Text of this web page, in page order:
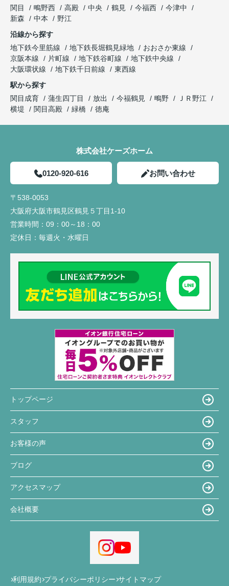
関目
鴫野西 高殿 中央 鶴見 今福西
今津中
新森
中本
野江
沿線から探す
地下鉄今里筋線
地下鉄長堀鶴見緑地
おおさか東線
京阪本線
片町線 地下鉄谷町線
地下鉄中央線
大阪環状線
地下鉄千日前線
東西線
駅から探す
関目成育
蒲生四丁目 放出 今福鶴見 鴫野
ＪＲ野江
横堤
関目高殿 緑橋 徳庵
株式会社ケーズホーム
0120-920-616 お問い合わせ
〒538-0053
大阪府大阪市鶴見区鶴見５丁目1-10
営業時間： 09：00～18：00
定休日： 毎週火・水曜日
トップページ
スタッフ
お客様の声
ブログ
アクセスマップ
会社概要
利用規約 プライバシーポリシー サイトマップ